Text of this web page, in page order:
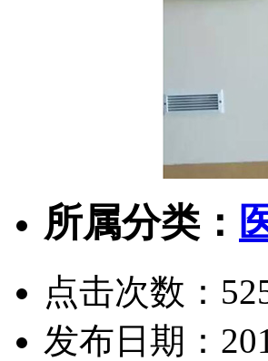
所属分类：
点击次数：
发布日期：